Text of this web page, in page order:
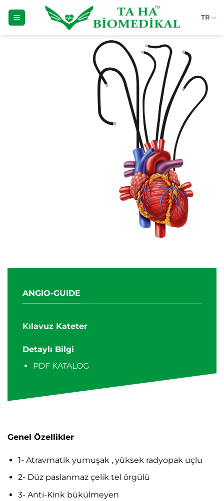
atla
TR
ANGIO-GUIDE
Kılavuz Kateter
Detaylı Bilgi
PDF KATALOG
Genel Özellikler
1- Atravmatik yumuşak , yüksek radyopak uçlu
2- Düz paslanmaz çelik tel örgülü
3- Anti-Kink bükülmeyen